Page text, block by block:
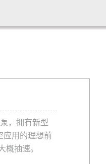
，拥有新型
应用的理想前
概抽速。